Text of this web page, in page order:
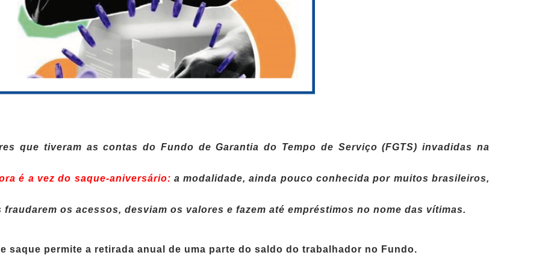
que tiveram as contas do Fundo de Garantia do Tempo de Serviço (FGTS) invadidas na
é a vez do saque-aniversário: a modalidade, ainda pouco conhecida por muitos brasileiros,
os acessos, desviam os valores e fazem até empréstimos no nome das vítimas.
saque permite a retirada anual de uma parte do saldo do trabalhador no Fundo.